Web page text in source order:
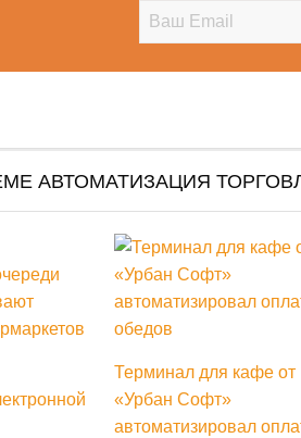
АВТОМАТИЗАЦИЯ
Терминал для кафе от
«Урбан Софт»
автоматизировал